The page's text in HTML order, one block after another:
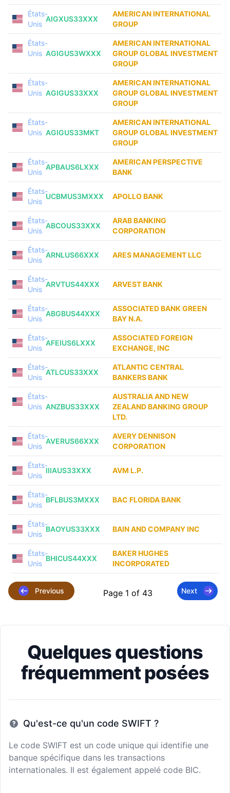
États-
Unis
AIGXUS33XXX
AMERICAN INTERNATIONAL
GROUP
États-
Unis AGIGUS3WXXX
AMERICAN INTERNATIONAL
GROUP GLOBAL INVESTMENT
GROUP
États-
Unis AGIGUS33XXX
AMERICAN INTERNATIONAL
GROUP GLOBAL INVESTMENT
GROUP
États-
Unis AGIGUS33MKT
AMERICAN INTERNATIONAL
GROUP GLOBAL INVESTMENT
GROUP
États-
Unis
APBAUS6LXXX
AMERICAN PERSPECTIVE
BANK
États-
Unis
UCBMUS3MXXX APOLLO BANK
États-
Unis
ABCOUS33XXX
ARAB BANKING
CORPORATION
États-
Unis
ARNLUS66XXX ARES MANAGEMENT LLC
États-
Unis
ARVTUS44XXX ARVEST BANK
États-
Unis
ABGBUS44XXX
ASSOCIATED BANK GREEN
BAY N.A.
États-
Unis
AFEIUS6LXXX
ASSOCIATED FOREIGN
EXCHANGE, INC
États-
Unis
ATLCUS33XXX
ATLANTIC CENTRAL
BANKERS BANK
États-
Unis ANZBUS33XXX
AUSTRALIA AND NEW
ZEALAND BANKING GROUP
LTD.
États-
Unis
AVERUS66XXX
AVERY DENNISON
CORPORATION
États-
Unis
IIIAUS33XXX AVM L.P.
États-
Unis
BFLBUS3MXXX BAC FLORIDA BANK
États-
Unis
BAOYUS33XXX BAIN AND COMPANY INC
États-
Unis
BHICUS44XXX
BAKER HUGHES
INCORPORATED
Previous Page 1 of 43 Next
Quelques questions
fréquemment posées
Qu'est-ce qu'un code SWIFT ?
Le code SWIFT est un code unique qui identifie une
banque spécifique dans les transactions
internationales. Il est également appelé code BIC.